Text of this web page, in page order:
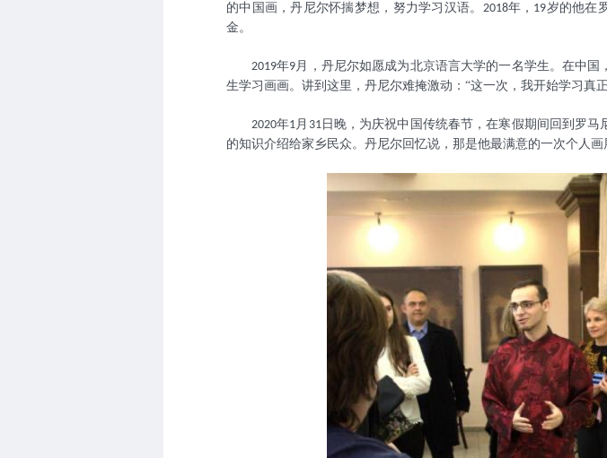
的中国画，丹尼尔怀揣梦想，努力学习汉语。 2018年， 19岁的他在
金。
2019年9月，丹尼尔如愿成为北京语言大学的一名学生。在中
生学习画画。讲到这里，丹尼尔难掩激动：“这一次，我开始学习真
2020年1月 31日晚，为庆祝中国传统春节，在寒假期间回到罗
的知识介绍给家乡民众。丹尼尔回忆说，那是他最满意的一次个人画